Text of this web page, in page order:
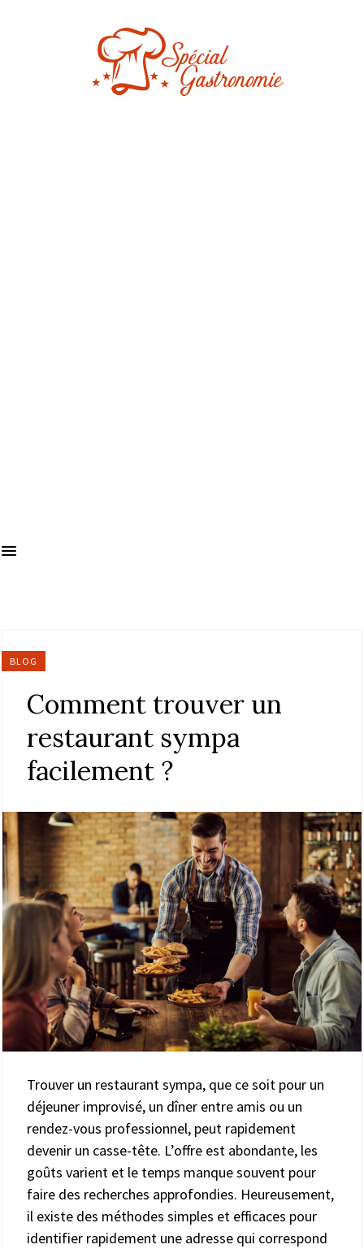
BLOG
Comment trouver un
restaurant sympa
facilement ?
Trouver un restaurant sympa, que ce soit pour un
déjeuner improvisé, un dîner entre amis ou un
rendez-vous professionnel, peut rapidement
devenir un casse-tête. L’offre est abondante, les
goûts varient et le temps manque souvent pour
faire des recherches approfondies. Heureusement,
il existe des méthodes simples et efficaces pour
identifier rapidement une adresse qui correspond